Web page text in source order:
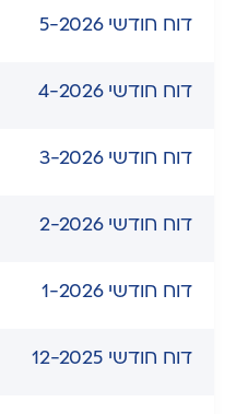
דוח חודשי 5-2026
דוח חודשי 4-2026
דוח חודשי 3-2026
דוח חודשי 2-2026
דוח חודשי 1-2026
דוח חודשי 12-2025